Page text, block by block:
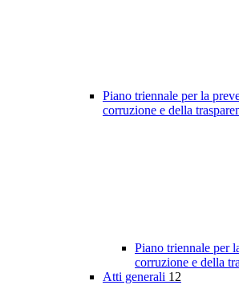
Piano triennale per la
corruzione e della
Piano triennale per
corruzione e della
Atti generali 12